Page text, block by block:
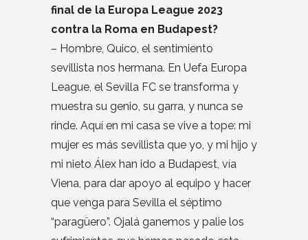
final de la Europa League 2023
contra la Roma en Budapest?
– Hombre, Quico, el sentimiento
sevillista nos hermana. En Uefa Europa
League, el Sevilla FC se transforma y
muestra su genio, su garra, y nunca se
rinde. Aquí en mi casa se vive a tope: mi
mujer es más sevillista que yo, y mi hijo y
mi nieto Álex han ido a Budapest, vía
Viena, para dar apoyo al equipo y hacer
que venga para Sevilla el séptimo
“paragüero”. Ojalá ganemos y palie los